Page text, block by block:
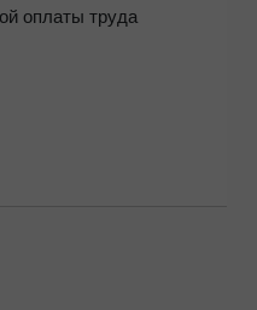
оплаты труда